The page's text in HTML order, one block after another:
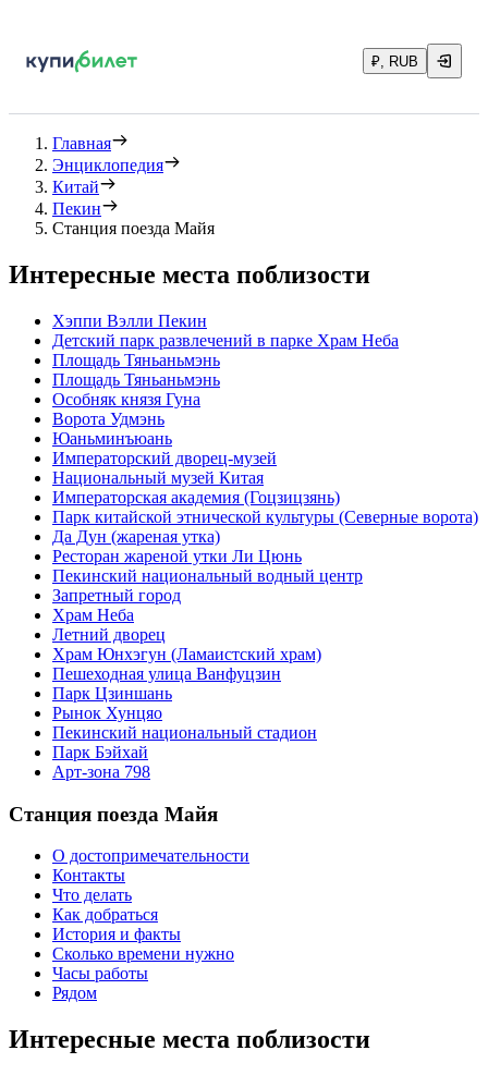
₽, RUB
Главная
Энциклопедия
Китай
Пекин
Станция поезда Майя
Интересные места поблизости
Хэппи Вэлли Пекин
Детский парк развлечений в парке Храм Неба
Площадь Тяньаньмэнь
Площадь Тяньаньмэнь
Особняк князя Гуна
Ворота Удмэнь
Юаньминъюань
Императорский дворец-музей
Национальный музей Китая
Императорская академия (Гоцзицзянь)
Парк китайской этнической культуры (Северные ворота)
Да Дун (жареная утка)
Ресторан жареной утки Ли Цюнь
Пекинский национальный водный центр
Запретный город
Храм Неба
Летний дворец
Храм Юнхэгун (Ламаистский храм)
Пешеходная улица Ванфуцзин
Парк Цзиншань
Рынок Хунцяо
Пекинский национальный стадион
Парк Бэйхай
Арт-зона 798
Станция поезда Майя
О достопримечательности
Контакты
Что делать
Как добраться
История и факты
Сколько времени нужно
Часы работы
Рядом
Интересные места поблизости